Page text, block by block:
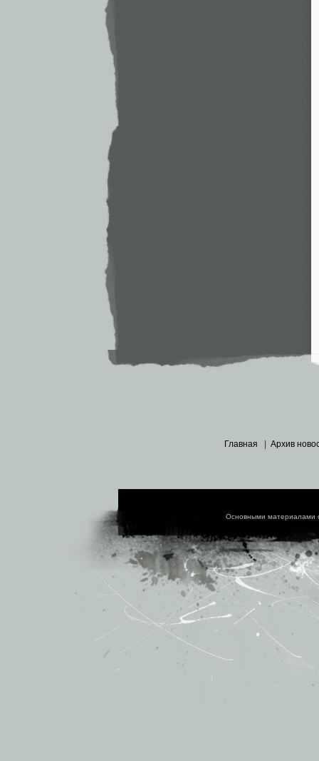
Главная Архив
Основными материалами